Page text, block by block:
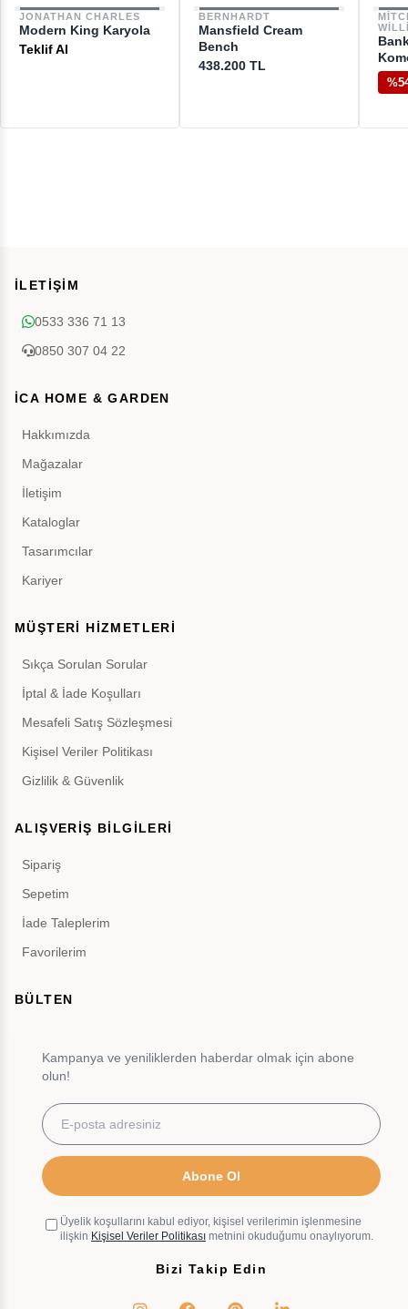
JONATHAN CHARLES
Modern King Karyola
Teklif Al
BERNHARDT
Mansfield Cream
Bench
438.200 TL
İLETİŞİM
0533 336 71 13
0850 307 04 22
İCA HOME & GARDEN
Hakkımızda
Mağazalar
İletişim
Kataloglar
Tasarımcılar
Kariyer
MÜŞTERİ HİZMETLERİ
Sıkça Sorulan Sorular
İptal & İade Koşulları
Mesafeli Satış Sözleşmesi
Kişisel Veriler Politikası
Gizlilik & Güvenlik
ALIŞVERİŞ BİLGİLERİ
Sipariş
Sepetim
İade Taleplerim
Favorilerim
BÜLTEN
Kampanya ve yeniliklerden haberdar olmak için abone
olun!
Abone Ol
Üyelik koşullarını kabul ediyor, kişisel verilerimin işlenmesine
ilişkin Kişisel Veriler Politikası metnini okuduğumu onaylıyorum.
Bizi Takip Edin